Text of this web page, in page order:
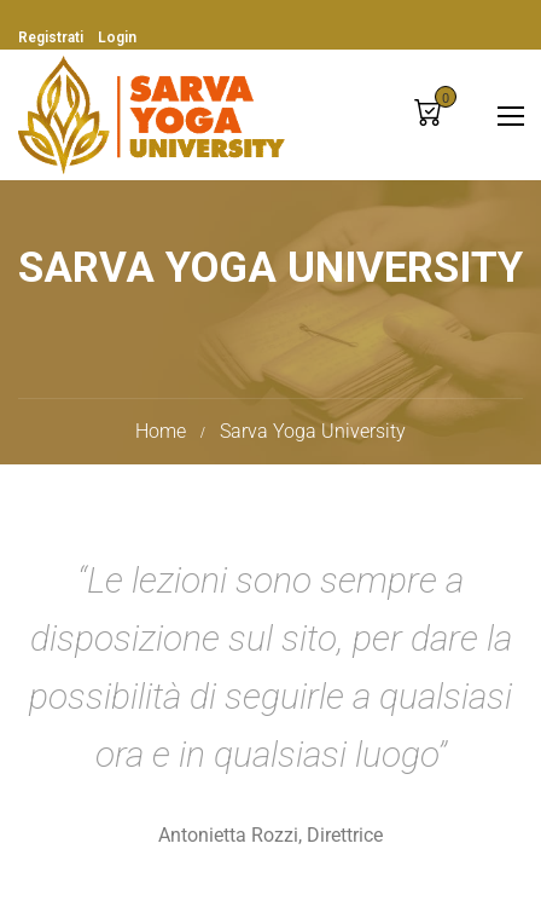
Registrati Login
0
SARVA YOGA UNIVERSITY
Home Sarva Yoga University
“Le lezioni sono sempre a
disposizione sul sito, per dare la
possibilità di seguirle a qualsiasi
ora e in qualsiasi luogo”
Antonietta Rozzi, Direttrice